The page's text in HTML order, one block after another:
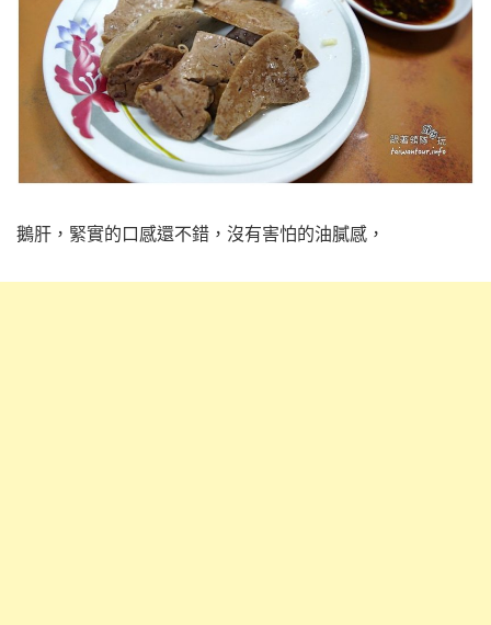
鵝肝，緊實的口感還不錯，沒有害怕的油膩感，